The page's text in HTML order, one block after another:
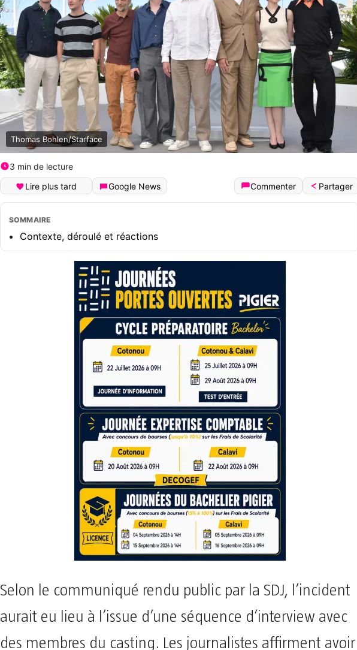
Thomas Bohlen/Starface
3 min de lecture
Lire plus tard
Google News Commenter Partager
SOMMAIRE
Contexte, déroulé et réactions
Selon le communiqué rendu public par la SDJ, l’incident
aurait eu lieu à l’issue d’une séquence d’interview avec
des membres du casting. Les journalistes affirment avoir